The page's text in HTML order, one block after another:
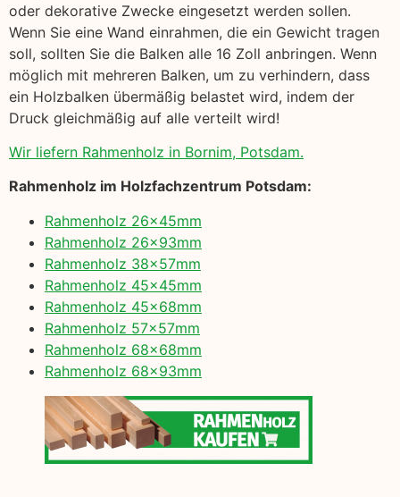
oder dekorative Zwecke eingesetzt werden sollen.
Wenn Sie eine Wand einrahmen, die ein Gewicht tragen
soll, sollten Sie die Balken alle 16 Zoll anbringen. Wenn
möglich mit mehreren Balken, um zu verhindern, dass
ein Holzbalken übermäßig belastet wird, indem der
Druck gleichmäßig auf alle verteilt wird!
Wir liefern Rahmenholz in Bornim, Potsdam.
Rahmenholz im Holzfachzentrum Potsdam:
Rahmenholz 26x45mm
Rahmenholz 26x93mm
Rahmenholz 38x57mm
Rahmenholz 45x45mm
Rahmenholz 45x68mm
Rahmenholz 57x57mm
Rahmenholz 68x68mm
Rahmenholz 68x93mm